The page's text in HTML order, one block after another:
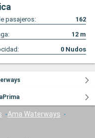
pasajeros:
162
12 m
0 Nudos
Ama Waterways